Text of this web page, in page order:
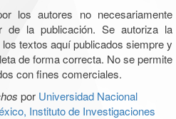
los autores no necesariamente
de la publicación. Se autoriza la
textos aquí publicados siempre y
de forma correcta. No se permite
con fines comerciales.
por Universidad Nacional
Instituto de Investigaciones